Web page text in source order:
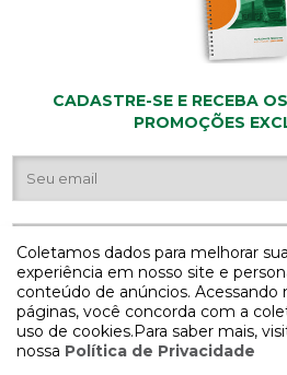
CADASTRE-SE E RECEBA
PROMOÇÕES
Coletamos dados para melhorar sua
experiência em nosso site e
conteúdo de anúncios. Acessando
páginas, você concorda com a
uso de cookies.Para saber mais,
nossa Política de Privacidade